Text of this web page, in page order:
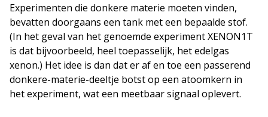
Experimenten die donkere materie moeten vinden,
bevatten doorgaans een tank met een bepaalde stof.
(In het geval van het genoemde experiment XENON1T
is dat bijvoorbeeld, heel toepasselijk, het edelgas
xenon.) Het idee is dan dat er af en toe een passerend
donkere-materie-deeltje botst op een atoomkern in
het experiment, wat een meetbaar signaal oplevert.